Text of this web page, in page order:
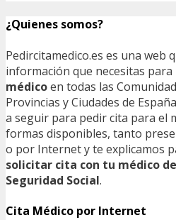
¿Quienes somos?
Pedircitamedico.es es una web
información que necesitas para
médicoen todas las
Provincias y Ciudades de
a seguir para pedir cita para el
formas disponibles, tanto
o por Internet y te explicamos
solicitar cita con tu médico
Seguridad Social.
Cita Médico por Internet